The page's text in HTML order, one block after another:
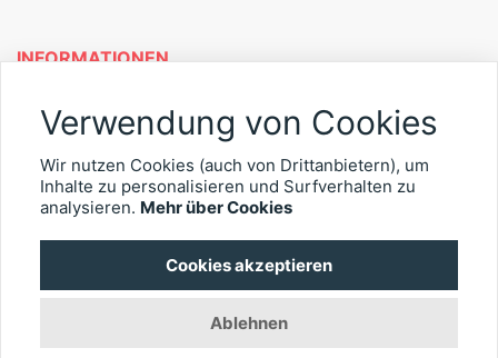
INFORMATIONEN
Was ist EYEFOX – Ihre Möglichkeiten
Kontakt
© 2026 EYEFOX UG (haftungsbeschränkt)
Verwendung von Cookies
Wir nutzen Cookies (auch von Drittanbietern), um
Inhalte zu personalisieren und Surfverhalten zu
analysieren. Mehr über Cookies
Cookies akzeptieren
Ablehnen